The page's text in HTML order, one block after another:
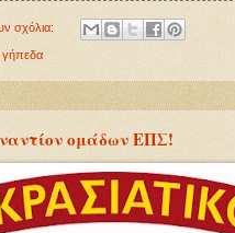
σχόλια:
γήπεδα
ομάδων ΕΠΣ!